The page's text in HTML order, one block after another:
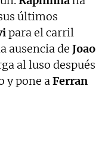
últimos
para el carril
ausencia de Joao
al luso después
y pone aFerran